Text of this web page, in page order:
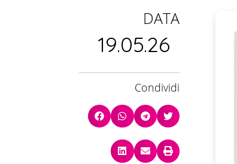
DATA
19.05.26
Condividi